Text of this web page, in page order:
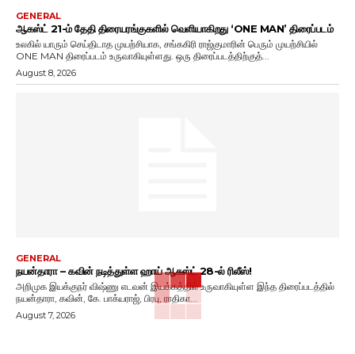
GENERAL
ஆகஸ்ட் 21-ம் தேதி திரையரங்குகளில் வெளியாகிறது ‘ONE MAN’ திரைப்படம்
உலகில் யாரும் செய்திடாத முயற்சியாக, சங்ககிரி ராஜ்குமாரின் பெரும் முயற்சியில்
ONE MAN திரைப்படம் உருவாகியுள்ளது. ஒரு திரைப்படத்திற்குத்...
August 8, 2026
GENERAL
நயன்தாரா – கவின் நடித்துள்ள ஹாய் ஆகஸ்ட் 28-ல் ரிலீஸ்!
அறிமுக இயக்குநர் விஷ்ணு எடவன் இயக்கத்தில் உருவாகியுள்ள இந்த திரைப்படத்தில்
நயன்தாரா, கவின், கே. பாக்யராஜ், பிரபு, ராதிகா...
August 7, 2026